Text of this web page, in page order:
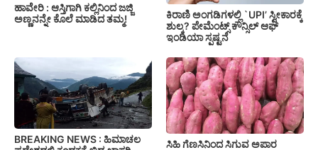
ಹಾವೇರಿ : ಆಸ್ತಿಗಾಗಿ ಕಲ್ಲಿನಿಂದ ಜಜ್ಜಿ
ಅಣ್ಣನನ್ನೇ ಕೊಲೆ ಮಾಡಿದ ತಮ್ಮ!
ಕಿರಾಣಿ ಅಂಗಡಿಗಳಲ್ಲಿ `UPI’ ಸ್ವೀಕಾರಕ್ಕೆ
ಶುಲ್ಕ? ಪೇಮೆಂಟ್ಸ್ ಕೌನ್ಸಿಲ್ ಆಫ್
ಇಂಡಿಯಾ ಸ್ಪಷ್ಟನೆ
BREAKING NEWS : ಹಿಮಾಚಲ
ಸಿಹಿ ಗೆಣಸಿನಿಂದ ಸಿಗುವ ಅಪಾರ